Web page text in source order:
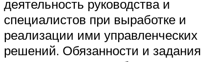
деятельность руководства и
специалистов при выработке и
реализации ими управленческих
решений. Обязанности и задания